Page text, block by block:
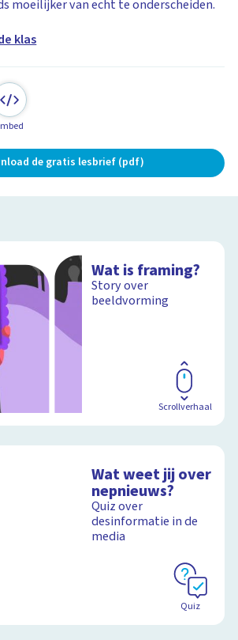
moeilijker van echt te onderscheiden.
klas
de gratis lesbrief (pdf)
Wat is framing?
Story over
beeldvorming
Scrollverhaal
Wat weet jij over
nepnieuws?
Quiz over
desinformatie in de
media
Quiz